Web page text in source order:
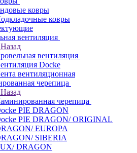
ковры
ковры
вентиляция
Назад
вентиляция
Docke
вентиляционная
черепица
Назад
черепица
PIE DRAGON
PIE DRAGON/ ORIGINAL
EUROPA
SIBERIA
DRAGON